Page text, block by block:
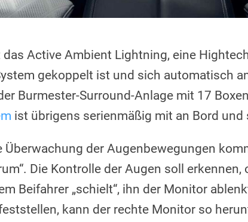
Active Ambient Lightning, eine
gekoppelt ist und sich automatisch
Burmester-Surround-Anlage mit 17
ist übrigens serienmäßig mit an Bord und
Überwachung der Augenbewegungen
Die Kontrolle der Augen soll erkennen,
Beifahrer „schielt“, ihn der Monitor
kann der rechte Monitor so